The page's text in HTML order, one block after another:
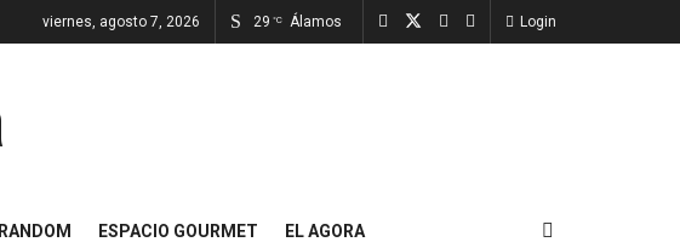
viernes, agosto 7, 2026 29 °C Álamos Login
RANDOM ESPACIO GOURMET EL AGORA